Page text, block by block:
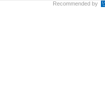
Recommended by